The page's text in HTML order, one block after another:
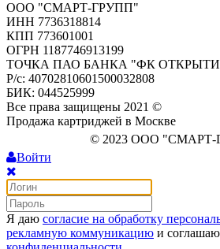
ООО "СМАРТ-ГРУПП"
ИНН 7736318814
КПП 773601001
ОГРН 1187746913199
ТОЧКА ПАО БАНКА "ФК
Р/с: 40702810601500032808
БИК: 044525999
Все права защищены 2021 ©
Продажа картриджей в Москве
© 2023 ООО
Войти
Я даю согласие на обработку
рекламную коммуникацию и